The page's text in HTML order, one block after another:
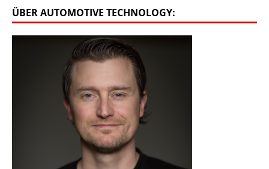
ÜBER AUTOMOTIVE TECHNOLOGY: